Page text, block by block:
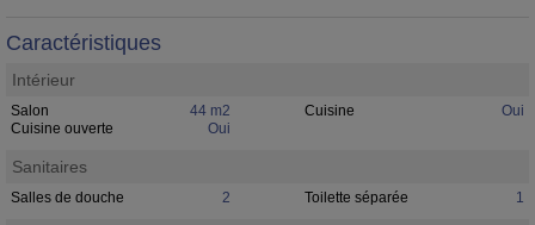
Caractéristiques
Intérieur
Salon 44 m2 Cuisine
Oui
Cuisine ouverte
Oui
Sanitaires
Salles de douche 2 Toilette séparée 1